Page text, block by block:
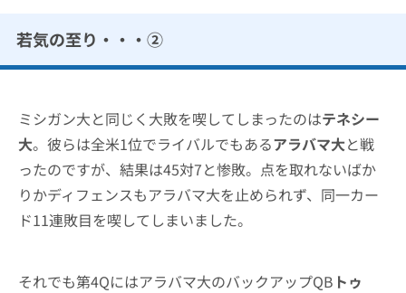
若気の至り・・・②
ミシガン大と同じく大敗を喫してしまったのはテネシー
大。彼らは全米1位でライバルでもあるアラバマ大と戦
ったのですが、結果は45対7と惨敗。点を取れないばか
りかディフェンスもアラバマ大を止められず、同一カー
ド11連敗目を喫してしまいました。
それでも第4Qにはアラバマ大のバックアップQB トゥ